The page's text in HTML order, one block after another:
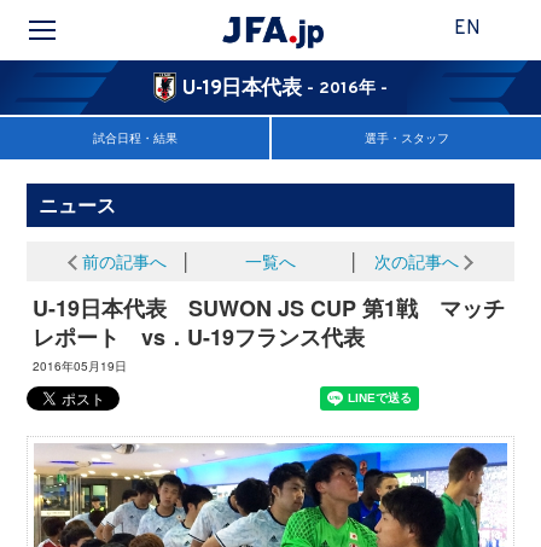
EN
U-19日本代表 - 2016年 -
試合日程・結果 選手・スタッフ
ニュース
前の記事へ 一覧へ 次の記事へ
U-19日本代表 SUWON JS CUP 第1戦 マッチ
レポート vs．U-19フランス代表
2016年05月19日